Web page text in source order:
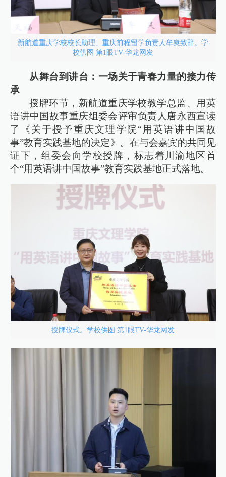
新航道重庆学校校长助理、重庆前程留学负责人牟爽致辞。学
校供图 第1眼TV-华龙网发
从舞台到讲台：一场关于青春力量的接力传
承
授牌环节，新航道重庆学校教学总监、用英
语讲中国故事重庆组委会评审负责人唐永西宣读
了《关于授予重庆文理学院“用英语讲中国故
事”教育实践基地的决定》。在与会嘉宾的共同见
证下，组委会向学校授牌，标志着川渝地区首
个“用英语讲中国故事”教育实践基地正式落地。
授牌仪式。学校供图 第1眼TV-华龙网发